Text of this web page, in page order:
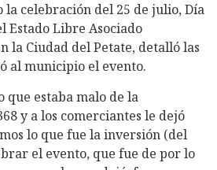
la celebración del 25 de julio, Día
Estado Libre Asociado
la Ciudad del Petate, detalló las
al municipio el evento.
que estaba malo de la
y a los comerciantes le dejó
lo que fue la inversión (del
el evento, que fue de por lo